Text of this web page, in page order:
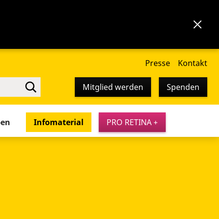
Presse Kontakt
Mitglied werden Spenden
Infomaterial PRO RETINA +